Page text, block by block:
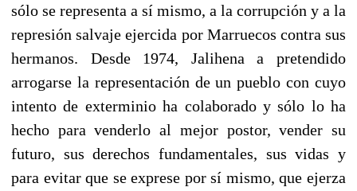
sólo se representa a sí mismo, a la corrupción y a la
represión salvaje ejercida por Marruecos contra sus
hermanos. Desde 1974, Jalihena a pretendido
arrogarse la representación de un pueblo con cuyo
intento de exterminio ha colaborado y sólo lo ha
hecho para venderlo al mejor postor, vender su
futuro, sus derechos fundamentales, sus vidas y
para evitar que se exprese por sí mismo, que ejerza